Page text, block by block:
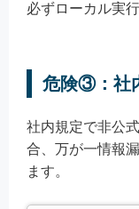
必ずローカル実
危険③：社
社内規定で非公
合、万が一情報
ます。